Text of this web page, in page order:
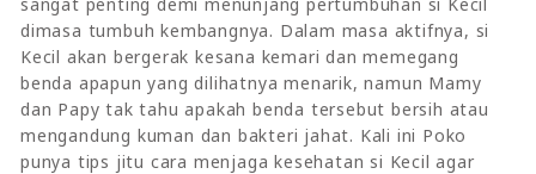
dimasa tumbuh kembangnya. Dalam masa aktifnya, si
Kecil akan bergerak kesana kemari dan memegang
benda apapun yang dilihatnya menarik, namun Mamy
dan Papy tak tahu apakah benda tersebut bersih atau
mengandung kuman dan bakteri jahat. Kali ini Poko
punya tips jitu cara menjaga kesehatan si Kecil agar